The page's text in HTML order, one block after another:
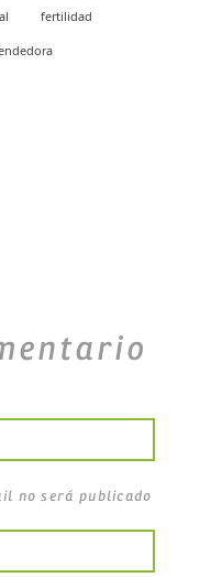
fertilidad
no será publicado